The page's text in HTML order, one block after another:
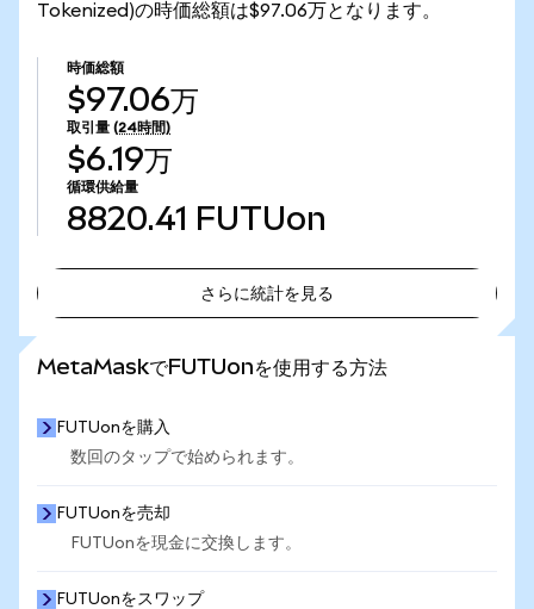
Tokenized)の時価総額は$97.06万となります。
時価総額
$97.06万
取引量 (24時間)
$6.19万
循環供給量
8820.41 FUTUon
さらに統計を見る
MetaMaskでFUTUonを使用する方法
FUTUonを購入
数回のタップで始められます。
FUTUonを売却
FUTUonを現金に交換します。
FUTUonをスワップ